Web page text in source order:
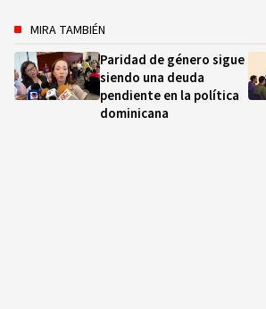
MIRA TAMBIÉN
Paridad de género sigue
siendo una deuda
pendiente en la política
dominicana